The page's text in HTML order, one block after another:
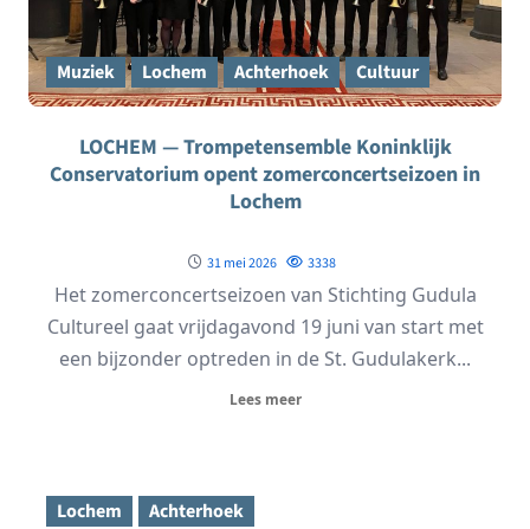
Muziek Lochem Achterhoek Cultuur
LOCHEM — Trompetensemble Koninklijk
Conservatorium opent zomerconcertseizoen in
Lochem
31 mei 2026 3338
Het zomerconcertseizoen van Stichting Gudula
Cultureel gaat vrijdagavond 19 juni van start met
een bijzonder optreden in de St. Gudulakerk...
Lees meer
Lochem Achterhoek